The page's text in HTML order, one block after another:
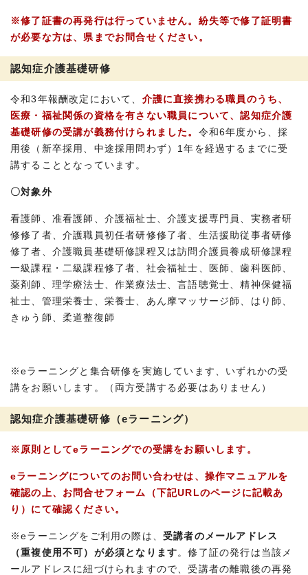
※修了証書の再発行は行っていません。紛失等で修了証明書
が必要な方は、県までお問合せください。
認知症介護基礎研修
令和3年報酬改定において、 介護に直接携わる職員のうち、
医療・福祉関係の資格を有さない職員について、認知症介護
基礎研修の受講が義務付けられました。 令和6年度から、採
用後（新卒採用、中途採用問わず）1年を経過するまでに受
講することとなっています。
〇対象外
看護師、准看護師、介護福祉士、介護支援専門員、実務者研
修修了者、介護職員初任者研修修了者、生活援助従事者研修
修了者、介護職員基礎研修課程又は訪問介護員養成研修課程
一級課程・二級課程修了者、社会福祉士、医師、歯科医師、
薬剤師、理学療法士、作業療法士、言語聴覚士、精神保健福
祉士、管理栄養士、栄養士、あん摩マッサージ師、はり師、
きゅう師、柔道整復師
※eラーニングと集合研修を実施しています、いずれかの受
講をお願いします。（両方受講する必要はありません）
認知症介護基礎研修（eラーニング）
※原則としてeラーニングでの受講をお願いします。
eラーニングについてのお問い合わせは、操作マニュアルを
確認の上、お問合せフォーム（下記URLのページに記載あ
り）にて確認ください。
※eラーニングをご利用の際は、 受講者のメールアドレス
（重複使用不可）が必須となります 。修了証の発行は当該メ
ールアドレスに紐づけられますので、受講者の離職後の再発